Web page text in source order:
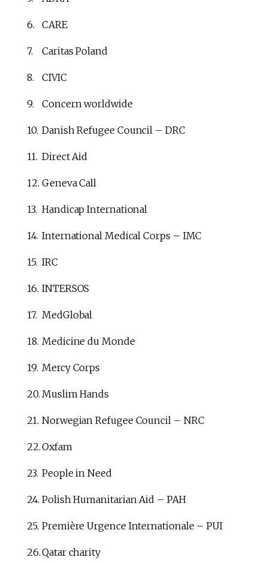
CARE
Caritas Poland
CIVIC
Concern worldwide
Danish Refugee Council – DRC
Direct Aid
Geneva Call
Handicap International
International Medical Corps – IMC
IRC
INTERSOS
MedGlobal
Medicine du Monde
Mercy Corps
Muslim Hands
Norwegian Refugee Council – NRC
Oxfam
People in Need
Polish Humanitarian Aid – PAH
Première Urgence Internationale – PUI
Qatar charity